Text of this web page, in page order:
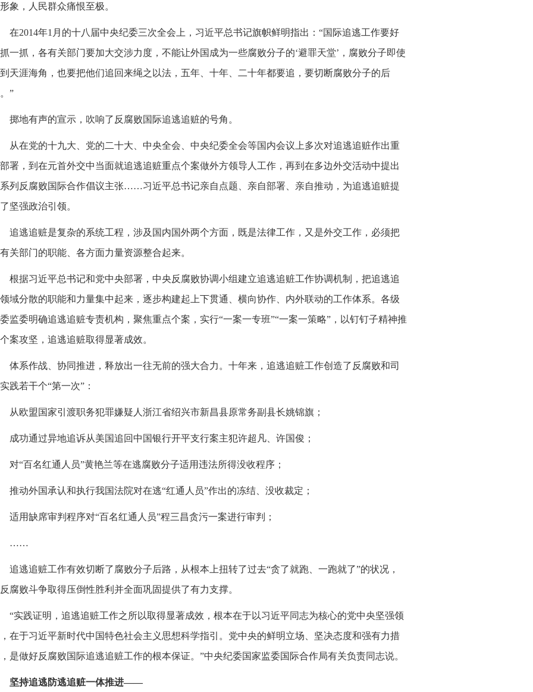
象，人民群众痛恨至极。
在2014年1月的十八届中央纪委三次全会上，习近平总书记旗帜鲜明指出：“国际追逃工作要好
一抓，各有关部门要加大交涉力度，不能让外国成为一些腐败分子的‘避罪天堂’，腐败分子即使
天涯海角，也要把他们追回来绳之以法，五年、十年、二十年都要追，要切断腐败分子的后
”
掷地有声的宣示，吹响了反腐败国际追逃追赃的号角。
从在党的十九大、党的二十大、中央全会、中央纪委全会等国内会议上多次对追逃追赃作出重
署，到在元首外交中当面就追逃追赃重点个案做外方领导人工作，再到在多边外交活动中提出
列反腐败国际合作倡议主张……习近平总书记亲自点题、亲自部署、亲自推动，为追逃追赃提
坚强政治引领。
追逃追赃是复杂的系统工程，涉及国内国外两个方面，既是法律工作，又是外交工作，必须把
关部门的职能、各方面力量资源整合起来。
根据习近平总书记和党中央部署，中央反腐败协调小组建立追逃追赃工作协调机制，把追逃追
域分散的职能和力量集中起来，逐步构建起上下贯通、横向协作、内外联动的工作体系。各级
监委明确追逃追赃专责机构，聚焦重点个案，实行“一案一专班”“一案一策略”，以钉钉子精神推
案攻坚，追逃追赃取得显著成效。
体系作战、协同推进，释放出一往无前的强大合力。十年来，追逃追赃工作创造了反腐败和司
践若干个“第一次”：
从欧盟国家引渡职务犯罪嫌疑人浙江省绍兴市新昌县原常务副县长姚锦旗；
成功通过异地追诉从美国追回中国银行开平支行案主犯许超凡、许国俊；
对“百名红通人员”黄艳兰等在逃腐败分子适用违法所得没收程序；
推动外国承认和执行我国法院对在逃“红通人员”作出的冻结、没收裁定；
适用缺席审判程序对“百名红通人员”程三昌贪污一案进行审判；
……
追逃追赃工作有效切断了腐败分子后路，从根本上扭转了过去“贪了就跑、一跑就了”的状况，
腐败斗争取得压倒性胜利并全面巩固提供了有力支撑。
“实践证明，追逃追赃工作之所以取得显著成效，根本在于以习近平同志为核心的党中央坚强领
在于习近平新时代中国特色社会主义思想科学指引。党中央的鲜明立场、坚决态度和强有力措
是做好反腐败国际追逃追赃工作的根本保证。”中央纪委国家监委国际合作局有关负责同志说。
坚持追逃防逃追赃一体推进——